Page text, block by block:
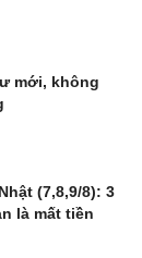
mới, không
(7,8,9/8): 3
là mất tiền